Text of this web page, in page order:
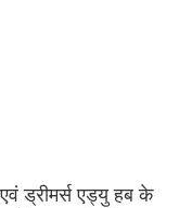
ड्रीमर्स एड्यु हब के